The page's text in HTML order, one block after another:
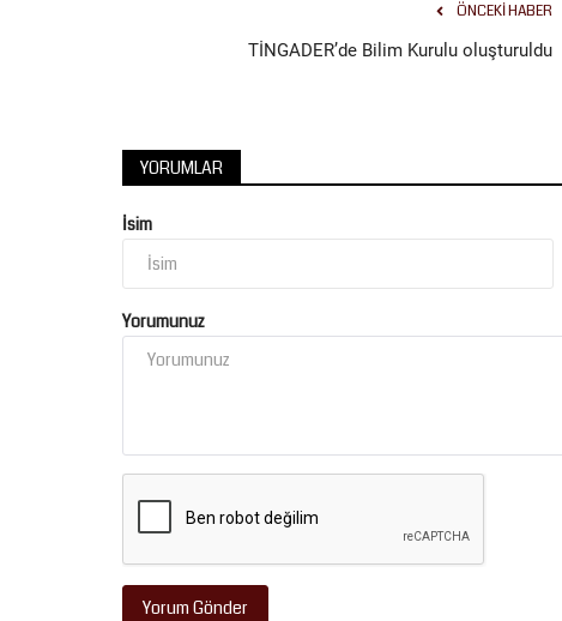
ÖNCEKI HABER
TİNGADER’de Bilim Kurulu oluşturuldu
YORUMLAR
İsim
Yorumunuz
Yorum Gönder
26 Yaşındaki Hastaya Hayat Sanatı:
Görme Sinirine Baskı...